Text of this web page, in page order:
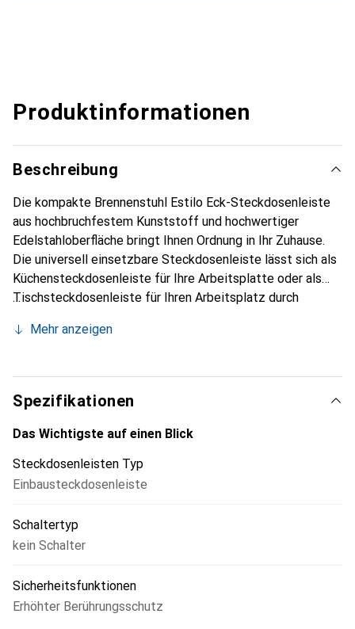
Produktinformationen
Beschreibung
Die kompakte Brennenstuhl Estilo Eck-Steckdosenleiste
aus hochbruchfestem Kunststoff und hochwertiger
Edelstahloberfläche bringt Ihnen Ordnung in Ihr Zuhause.
Die universell einsetzbare Steckdosenleiste lässt sich als
Küchensteckdosenleiste für Ihre Arbeitsplatte oder als
Tischsteckdosenleiste für Ihren Arbeitsplatz durch
Tisch-Steckdosenleiste kann sowohl horizontal als auch
über 2 Schutzkontakt-Steckplätze und 2 Euro-
Steckplätze, somit können Sie mehrere Geräte
gleichzeitig verwenden.
Mehr anzeigen
Spezifikationen
Das Wichtigste auf einen Blick
Steckdosenleisten Typ
Einbausteckdosenleiste
Schaltertyp
kein Schalter
Sicherheitsfunktionen
Erhöhter Berührungsschutz